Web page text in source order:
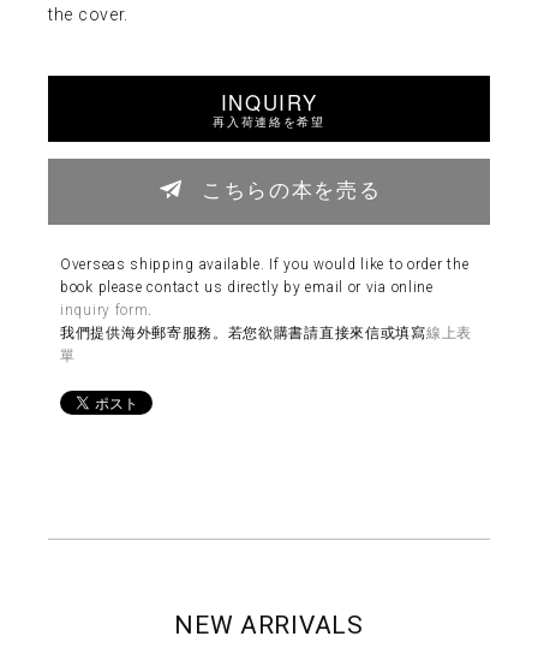
the cover.
INQUIRY
再入荷連絡を希望
こちらの本を売る
Overseas shipping available. If you would like to order the
book please contact us directly by email or via online
inquiry form.
我們提供海外郵寄服務。若您欲購書請直接來信或填寫線上表
單
NEW ARRIVALS